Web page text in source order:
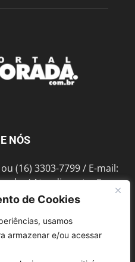
de Cookies
usamos
armazenar e/ou acessar
NÓS
(16) 3303-7799 / E-mail:
/ Atendimento: Seg a
Av. Bento de Abreu, 889